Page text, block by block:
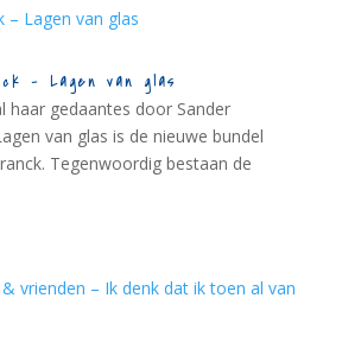
– Lagen van glas
haar gedaantes door Sander
van glas is de nieuwe bundel
Tegenwoordig bestaan de